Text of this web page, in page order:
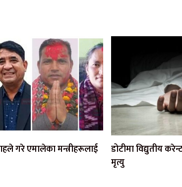
गरे एमालेका मन्त्रीहरूलाई
डोटीमा विद्युतीय
मृत्यु